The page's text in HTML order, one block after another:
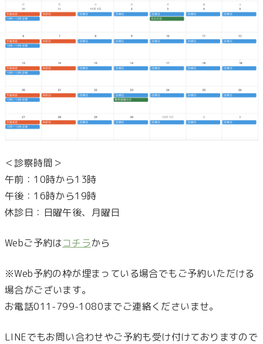
＜診察時間＞
午前：10時から13時
午後：16時から19時
休診日：日曜午後、月曜日
Webご予約はコチラから
※Web予約の枠が埋まっている場合でもご予約いただける
場合がございます。
お電話011-799-1080までご連絡くださいませ。
LINEでもお問い合わせやご予約も受け付けておりますので